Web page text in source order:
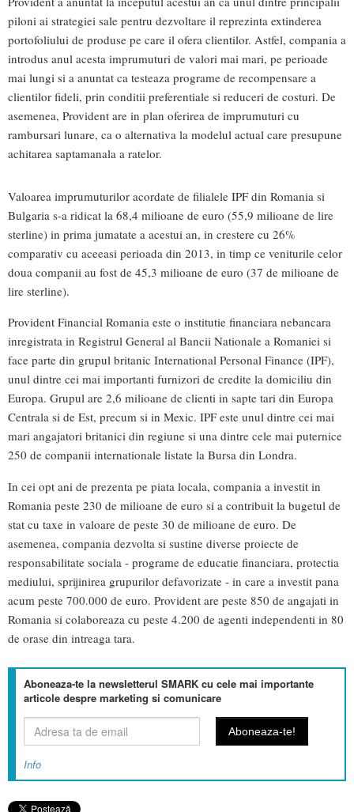
piloni ai strategiei sale pentru dezvoltare il reprezinta extinderea
portofoliului de produse pe care il ofera clientilor. Astfel, compania a
introdus anul acesta imprumuturi de valori mai mari, pe perioade
mai lungi si a anuntat ca testeaza programe de recompensare a
clientilor fideli, prin conditii preferentiale si reduceri de costuri. De
asemenea, Provident are in plan oferirea de imprumuturi cu
rambursari lunare, ca o alternativa la modelul actual care presupune
achitarea saptamanala a ratelor.
Valoarea imprumuturilor acordate de filialele IPF din Romania si
Bulgaria s-a ridicat la 68,4 milioane de euro (55,9 milioane de lire
sterline) in prima jumatate a acestui an, in crestere cu 26%
comparativ cu aceeasi perioada din 2013, in timp ce veniturile celor
doua companii au fost de 45,3 milioane de euro (37 de milioane de
lire sterline).
Provident Financial Romania este o institutie financiara nebancara
inregistrata in Registrul General al Bancii Nationale a Romaniei si
face parte din grupul britanic International Personal Finance (IPF),
unul dintre cei mai importanti furnizori de credite la domiciliu din
Europa. Grupul are 2,6 milioane de clienti in sapte tari din Europa
Centrala si de Est, precum si in Mexic. IPF este unul dintre cei mai
mari angajatori britanici din regiune si una dintre cele mai puternice
250 de companii internationale listate la Bursa din Londra.
In cei opt ani de prezenta pe piata locala, compania a investit in
Romania peste 230 de milioane de euro si a contribuit la bugetul de
stat cu taxe in valoare de peste 30 de milioane de euro. De
asemenea, compania dezvolta si sustine diverse proiecte de
responsabilitate sociala - programe de educatie financiara, protectia
mediului, sprijinirea grupurilor defavorizate - in care a investit pana
acum peste 700.000 de euro. Provident are peste 850 de angajati in
Romania si colaboreaza cu peste 4.200 de agenti independenti in 80
de orase din intreaga tara.
Aboneaza-te la newsletterul SMARK cu cele mai importante
articole despre marketing si comunicare
Info